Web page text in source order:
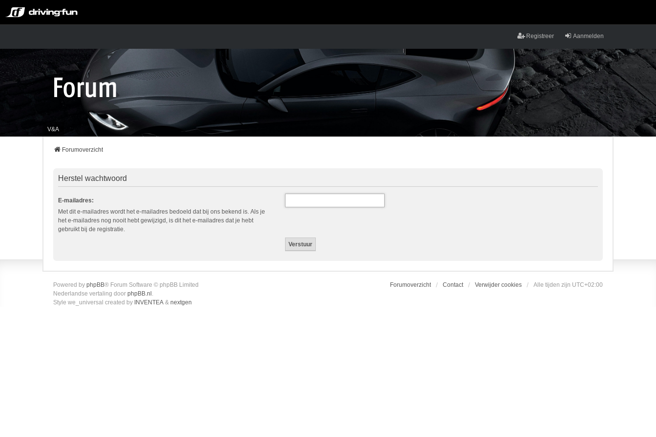
Aanmelden
Registreer
V&A
Forumoverzicht
Herstel wachtwoord
E-mailadres:
Met dit e-mailadres wordt het e-mailadres bedoeld dat bij ons bekend is. Als je
het e-mailadres nog nooit hebt gewijzigd, is dit het e-mailadres dat je hebt
gebruikt bij de registratie.
Forumoverzicht Contact Verwijder cookies Alle tijden zijn UTC+02:00
Powered by phpBB® Forum Software © phpBB Limited
Nederlandse vertaling door phpBB.nl .
Style we_universal created by INVENTEA & nextgen